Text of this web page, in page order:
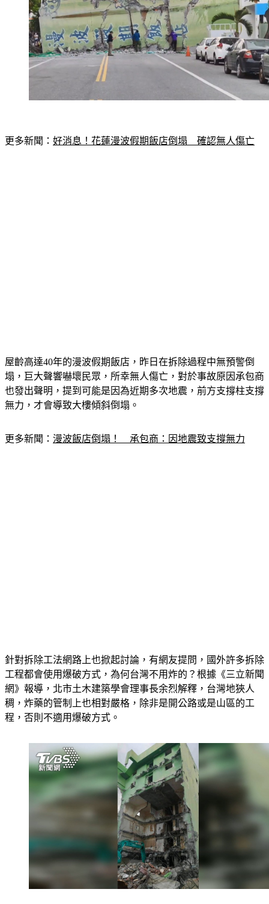
更多新聞： 好消息！花蓮漫波假期飯店倒塌　確認無人傷亡
屋齡高達40年的漫波假期飯店，昨日在拆除過程中無預警倒
塌，巨大聲響嚇壞民眾，所幸無人傷亡，對於事故原因承包商
也發出聲明，提到可能是因為近期多次地震，前方支撐柱支撐
無力，才會導致大樓傾斜倒塌。
更多新聞： 漫波飯店倒塌！　承包商：因地震致支撐無力
針對拆除工法網路上也掀起討論，有網友提問，國外許多拆除
工程都會使用爆破方式，為何台灣不用炸的？根據《三立新聞
網》報導，北市土木建築學會理事長余烈解釋，台灣地狹人
稠，炸藥的管制上也相對嚴格，除非是開公路或是山區的工
程，否則不適用爆破方式。